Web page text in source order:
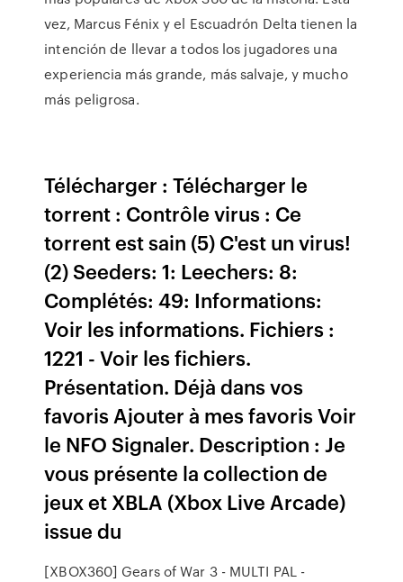
vez, Marcus Fénix y el Escuadrón Delta tienen la
intención de llevar a todos los jugadores una
experiencia más grande, más salvaje, y mucho
más peligrosa.
Télécharger : Télécharger le
torrent : Contrôle virus : Ce
torrent est sain (5) C'est un virus!
(2) Seeders: 1: Leechers: 8:
Complétés: 49: Informations:
Voir les informations. Fichiers :
1221 - Voir les fichiers.
Présentation. Déjà dans vos
favoris Ajouter à mes favoris Voir
le NFO Signaler. Description : Je
vous présente la collection de
jeux et XBLA (Xbox Live Arcade)
issue du
[XBOX360] Gears of War 3 - MULTI PAL -